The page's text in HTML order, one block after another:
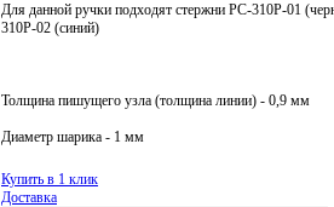
Для данной ручки подходят стержни PC-310Р-01
310Р-02 (синий)
Толщина пишущего узла (толщина линии) - 0,9 мм
Диаметр шарика - 1 мм
Купить в 1 клик
Доставка